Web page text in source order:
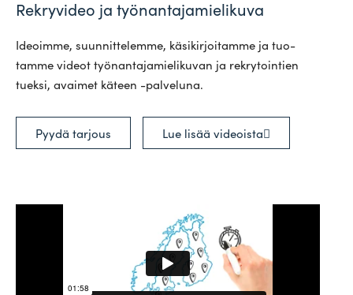
Rekryvideo ja työnantajamielikuva
Ideoimme, suun­nit­te­lemme, käsi­kir­joi­tamme ja tuo­
tamme videot työ­nan­ta­ja­mie­li­kuvan ja rek­ry­tointien
tueksi, avaimet käteen -palveluna.
Pyydä tarjous Lue lisää videoista